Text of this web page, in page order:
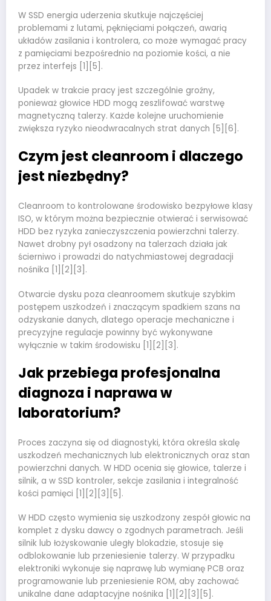
W SSD energia uderzenia skutkuje najczęściej
problemami z lutami, pęknięciami połączeń, awarią
układów zasilania i kontrolera, co może wymagać pracy
z pamięciami bezpośrednio na poziomie kości, a nie
przez interfejs [1][5].
Upadek w trakcie pracy jest szczególnie groźny,
ponieważ głowice HDD mogą zeszlifować warstwę
magnetyczną talerzy. Każde kolejne uruchomienie
zwiększa ryzyko nieodwracalnych strat danych [5][6].
Czym jest cleanroom i dlaczego
jest niezbędny?
Cleanroom to kontrolowane środowisko bezpyłowe klasy
ISO, w którym można bezpiecznie otwierać i serwisować
HDD bez ryzyka zanieczyszczenia powierzchni talerzy.
Nawet drobny pył osadzony na talerzach działa jak
ścierniwo i prowadzi do natychmiastowej degradacji
nośnika [1][2][3].
Otwarcie dysku poza cleanroomem skutkuje szybkim
postępem uszkodzeń i znaczącym spadkiem szans na
odzyskanie danych, dlatego operacje mechaniczne i
precyzyjne regulacje powinny być wykonywane
wyłącznie w takim środowisku [1][2][3].
Jak przebiega profesjonalna
diagnoza i naprawa w
laboratorium?
Proces zaczyna się od diagnostyki, która określa skalę
uszkodzeń mechanicznych lub elektronicznych oraz stan
powierzchni danych. W HDD ocenia się głowice, talerze i
silnik, a w SSD kontroler, sekcje zasilania i integralność
kości pamięci [1][2][3][5].
W HDD często wymienia się uszkodzony zespół głowic na
komplet z dysku dawcy o zgodnych parametrach. Jeśli
silnik lub łożyskowanie uległy blokadzie, stosuje się
odblokowanie lub przeniesienie talerzy. W przypadku
elektroniki wykonuje się naprawę lub wymianę PCB oraz
programowanie lub przeniesienie ROM, aby zachować
unikalne dane adaptacyjne nośnika [1][2][3][5].